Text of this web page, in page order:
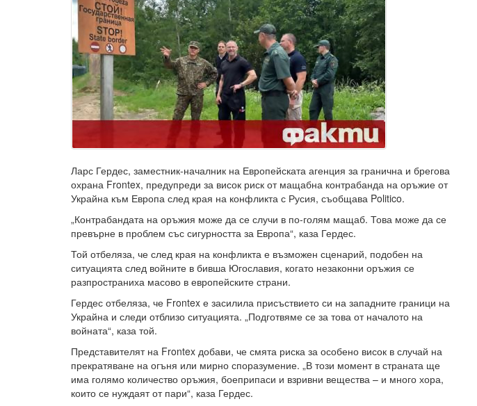
Ларс Гердес, заместник-началник на Европейската агенция за гранична и брегова
охрана Frontex, предупреди за висок риск от мащабна контрабанда на оръжие от
Украйна към Европа след края на конфликта с Русия, съобщава Politico.
„Контрабандата на оръжия може да се случи в по-голям мащаб. Това може да се
превърне в проблем със сигурността за Европа“, каза Гердес.
Той отбеляза, че след края на конфликта е възможен сценарий, подобен на
ситуацията след войните в бивша Югославия, когато незаконни оръжия се
разпространиха масово в европейските страни.
Гердес отбеляза, че Frontex е засилила присъствието си на западните граници на
Украйна и следи отблизо ситуацията. „Подготвяме се за това от началото на
войната“, каза той.
Представителят на Frontex добави, че смята риска за особено висок в случай на
прекратяване на огъня или мирно споразумение. „В този момент в страната ще
има голямо количество оръжия, боеприпаси и взривни вещества – и много хора,
които се нуждаят от пари“, каза Гердес.